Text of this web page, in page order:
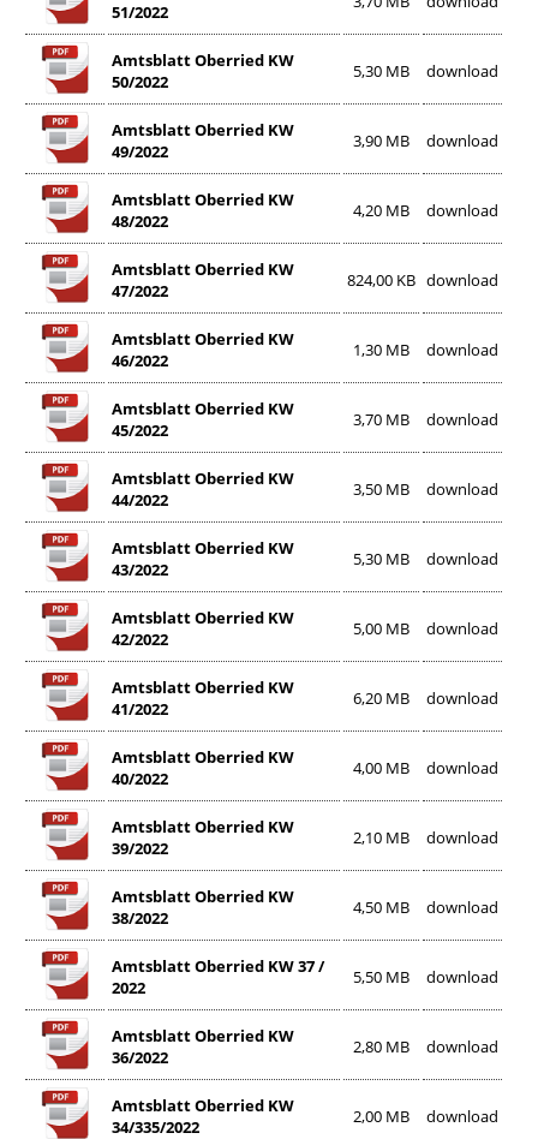
51/2022
Amtsblatt Oberried KW
50/2022
5,30 MB download
Amtsblatt Oberried KW
49/2022
3,90 MB download
Amtsblatt Oberried KW
48/2022
4,20 MB download
Amtsblatt Oberried KW
47/2022
824,00 KB download
Amtsblatt Oberried KW
46/2022
1,30 MB download
Amtsblatt Oberried KW
45/2022
3,70 MB download
Amtsblatt Oberried KW
44/2022
3,50 MB download
Amtsblatt Oberried KW
43/2022
5,30 MB download
Amtsblatt Oberried KW
42/2022
5,00 MB download
Amtsblatt Oberried KW
41/2022
6,20 MB download
Amtsblatt Oberried KW
40/2022
4,00 MB download
Amtsblatt Oberried KW
39/2022
2,10 MB download
Amtsblatt Oberried KW
38/2022
4,50 MB download
Amtsblatt Oberried KW 37 /
2022
5,50 MB download
Amtsblatt Oberried KW
36/2022
2,80 MB download
Amtsblatt Oberried KW
34/335/2022
2,00 MB download